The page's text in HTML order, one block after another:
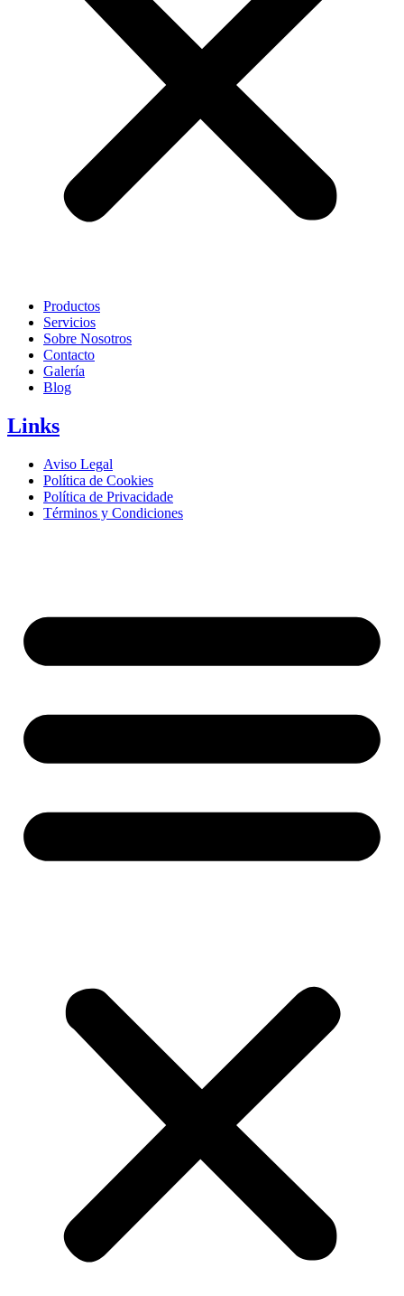
Productos
Servicios
Sobre Nosotros
Contacto
Galería
Blog
Links
Aviso Legal
Política de Cookies
Política de Privacidade
Términos y Condiciones